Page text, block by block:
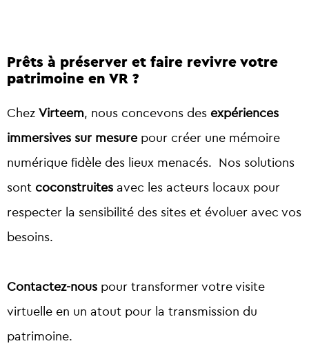
Prêts à préserver et faire revivre votre
patrimoine en VR ?
Chez Virteem, nous concevons des expériences
immersives sur mesure pour créer une mémoire
numérique fidèle des lieux menacés. Nos solutions
sont coconstruites avec les acteurs locaux pour
respecter la sensibilité des sites et évoluer avec vos
besoins.
Contactez-nous pour transformer votre visite
virtuelle en un atout pour la transmission du
patrimoine.